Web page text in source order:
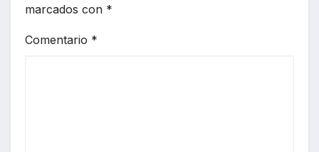
marcados con *
Comentario *